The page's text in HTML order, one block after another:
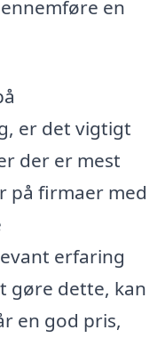
en
er det vigtigt
der er mest
på firmaer med
erfaring
gøre dette, kan
en god pris,